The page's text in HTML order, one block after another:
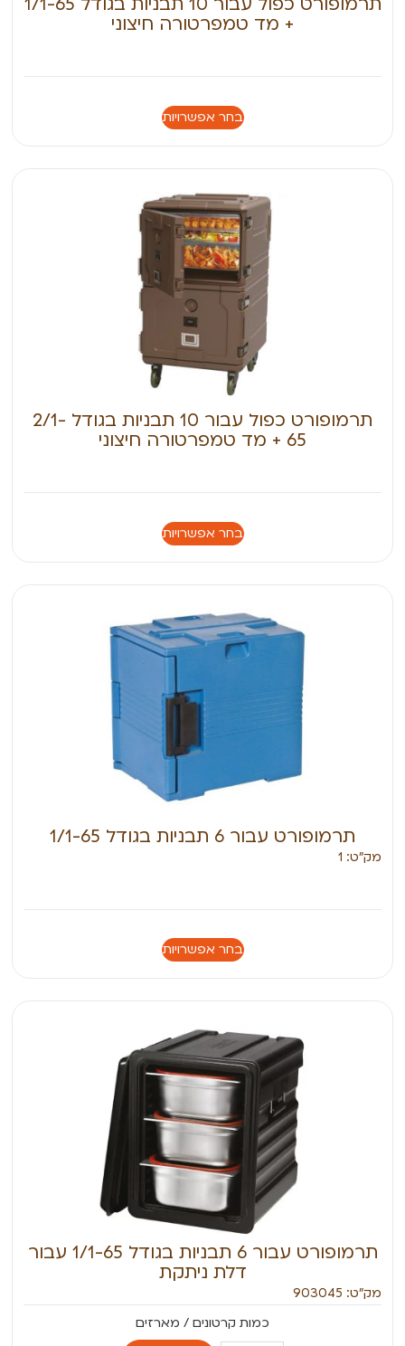
+ מד טמפרטורה חיצוני
בחר אפשרויות
תרמופורט כפול עבור 10 תבניות בגודל 2/1-
65 + מד טמפרטורה חיצוני
בחר אפשרויות
תרמופורט עבור 6 תבניות בגודל 1/1-65
מק״ט: 1
בחר אפשרויות
תרמופורט עבור 6 תבניות בגודל 1/1-65 עבור
דלת ניתקת
מק״ט: 903045